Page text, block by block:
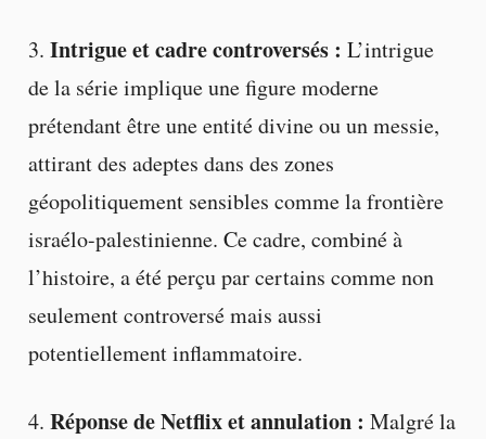
3. Intrigue et cadre controversés : L’intrigue
de la série implique une figure moderne
prétendant être une entité divine ou un messie,
attirant des adeptes dans des zones
géopolitiquement sensibles comme la frontière
israélo-palestinienne. Ce cadre, combiné à
l’histoire, a été perçu par certains comme non
seulement controversé mais aussi
potentiellement inflammatoire.
4. Réponse de Netflix et annulation : Malgré la